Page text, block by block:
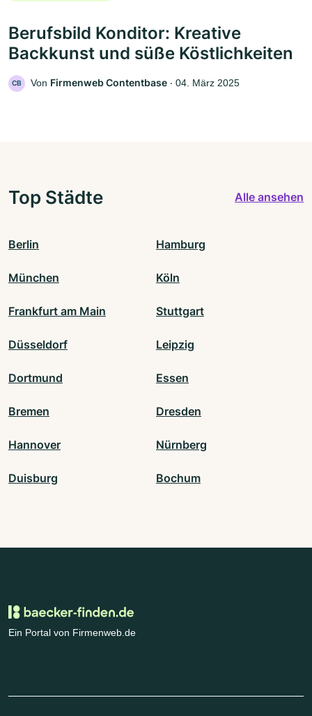
Berufsbild Konditor: Kreative
Backkunst und süße Köstlichkeiten
CB Von Firmenweb Contentbase ‧ 04. März 2025
Top Städte Alle ansehen
Berlin Hamburg
München Köln
Frankfurt am Main Stuttgart
Düsseldorf Leipzig
Dortmund Essen
Bremen Dresden
Hannover Nürnberg
Duisburg Bochum
Ein Portal von Firmenweb.de